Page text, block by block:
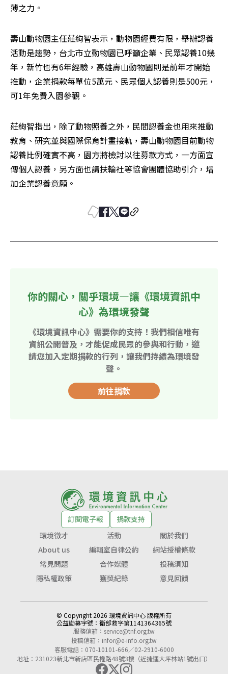
薄之力。
壽山動物園主任莊絢智表示，動物園經費有限，舉辦認養
活動是趨勢，台北市立動物園已呼籲企業、民眾認養10幾
年，新竹也有6年經驗，高雄壽山動物園則是前年才開始
推動，企業捐款每單位5萬元、民眾個人認養則是500元，
可1年免費入園參觀。
莊絢智指出，除了動物照養之外，民間認養金也用來推動
教育、研究並與國際保育計畫接軌，壽山動物園目前動物
認養比例確實不高，園方將檢討以往募款方式，一方面宣
傳個人認養，另方面也請扶輪社等協會團體協助引介，增
加企業認養意願。
你的關心，關乎環境—讓《環境資訊中
心》為環境發聲
《環境資訊中心》需要你的支持！我們相信唯有
資訊公開普及，才能促成民眾的參與和行動，邀
請您加入定期捐款的行列，讓我們持續為環境發
聲。
前往捐款
訂閱電子報
捐款支持
環境徵才
活動
關於我們
About us
編輯室自律公約
網站授權條款
常見問題
合作媒體
投稿須知
隱私權政策
獲獎紀錄 意見回饋
© Copyright 2026 環境資訊中心 版權所有
公益勸募字號： 衛部救字第1141364365號
服務信箱： service@tnf.org.tw
投稿信箱： infor@e-info.org.tw
客服電話：070-10101-666／02-2910-6000
地址：231023新北市新店區民權路48號3樓（近捷運大坪林站1號出口）